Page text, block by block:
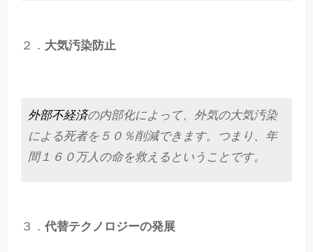
２． 大気汚染防止
外部不経済の内部化によって、外気の大気汚染
による死者を５０％削減できます。つまり、年
間１６０万人の命を救えるということです。
３． 代替テクノロジーの発展